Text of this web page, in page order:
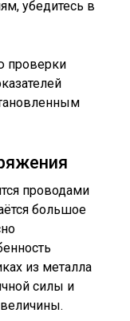
убедитесь в
проверки
проводами
большое
из металла
силы и